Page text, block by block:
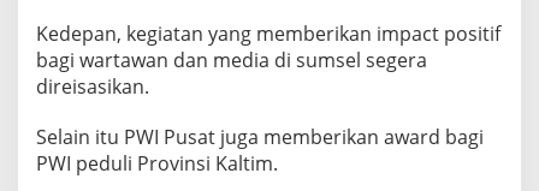
a
U
K
e
r
Kedepan, kegiatan yang memberikan impact positif
bagi wartawan dan media di sumsel segera
direisasikan.
Selain itu PWI Pusat juga memberikan award bagi
PWI peduli Provinsi Kaltim.